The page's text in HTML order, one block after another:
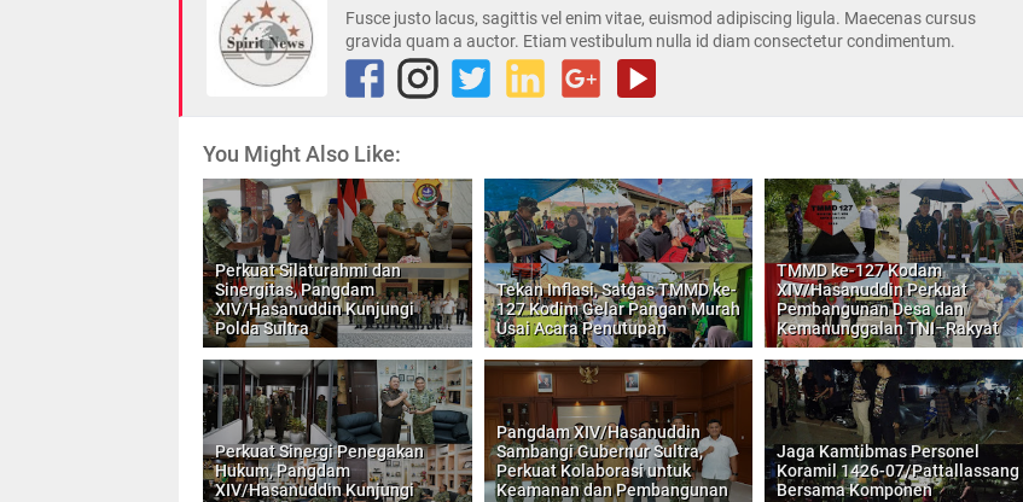
Fusce justo lacus, sagittis vel enim vitae, euismod adipiscing ligula. Maecenas cursus
gravida quam a auctor. Etiam vestibulum nulla id diam consectetur condimentum.
You Might Also Like:
Perkuat Silaturahmi dan
Sinergitas, Pangdam
XIV/Hasanuddin Kunjungi
Polda Sultra
Tekan Inflasi, Satgas TMMD ke-
127 Kodim Gelar Pangan Murah
Usai Acara Penutupan
TMMD ke-127 Kodam
XIV/Hasanuddin Perkuat
Pembangunan Desa dan
Kemanunggalan TNI–Rakyat
Perkuat Sinergi Penegakan
Hukum, Pangdam
XIV/Hasanuddin Kunjungi
Pangdam XIV/Hasanuddin
Sambangi Gubernur Sultra,
Perkuat Kolaborasi untuk
Keamanan dan Pembangunan
Jaga Kamtibmas Personel
Koramil 1426-07/Pattallassang
Bersama Komponen